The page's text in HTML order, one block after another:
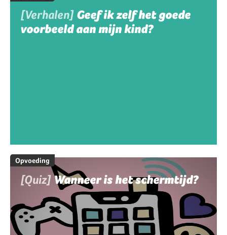
[Verhalen] Geef ik zelf het goede
voorbeeld aan mijn kind?
Opvoeding
[Quiz] Wanneer is het schermtijd?